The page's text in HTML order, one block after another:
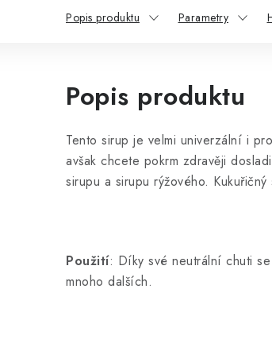
Popis produktu Parametry
Popis produktu
Tento sirup je velmi univerzální i
avšak chcete pokrm zdravěji
sirupu a sirupu rýžového.
Použití: Díky své neutrální chuti
mnoho dalších.